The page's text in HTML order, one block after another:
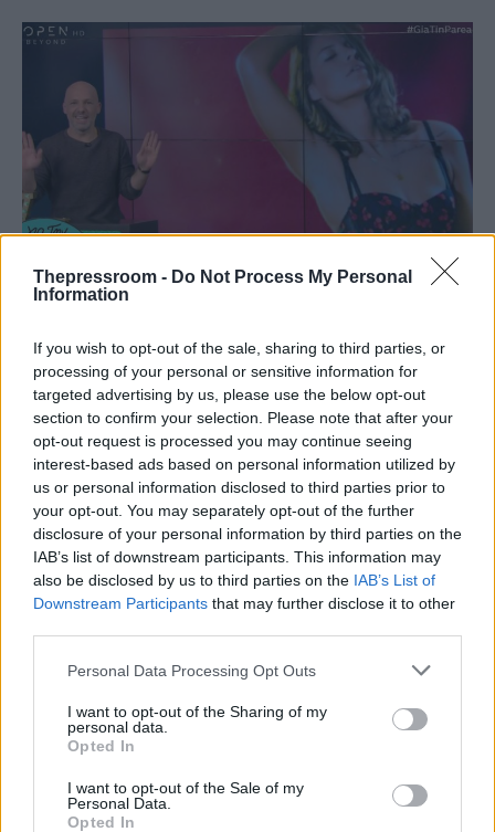
Thepressroom - Do Not Process My Personal
Information
If you wish to opt-out of the sale, sharing to third parties, or
processing of your personal or sensitive information for
targeted advertising by us, please use the below opt-out
section to confirm your selection. Please note that after your
opt-out request is processed you may continue seeing
interest-based ads based on personal information utilized by
us or personal information disclosed to third parties prior to
your opt-out. You may separately opt-out of the further
disclosure of your personal information by third parties on the
IAB’s list of downstream participants. This information may
also be disclosed by us to third parties on the IAB’s List of
Downstream Participants that may further disclose it to other
Please note that this website/app uses one or more Google
not limited to your visit or usage behaviour. You may click to
grant or deny consent to Google and its third-party tags to
use your data for below specified purposes in below Google
consent section.
Personal Data Processing Opt Outs
I want to opt-out of the Sharing of my
personal data.
Opted In
I want to opt-out of the Sale of my
Personal Data.
Opted In
LIFESTYLE
Χαμός με τον Μουτσινά και το πτυχίο
της Μέγκις Ντριο
Ο Νίκος Μουτσινάς φαίνεται πως «χτύπησε
φλέβα» με το πτυχίο της Μέγκις Ντριο
ΕΛΛΑΔΑ
21/11/2018 - 10:29